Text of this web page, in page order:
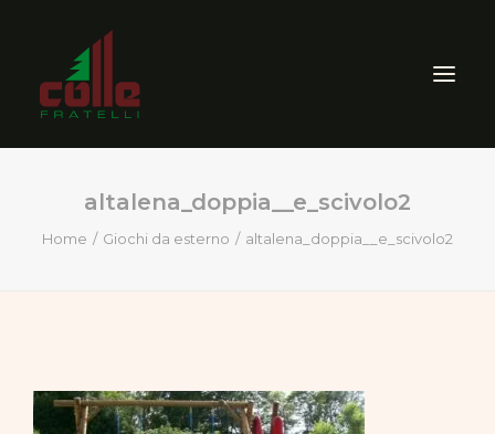
AZIENDA
LEGNO
altalena_doppia__e_scivolo2
Home Giochi da esterno altalena_doppia__e_scivolo2